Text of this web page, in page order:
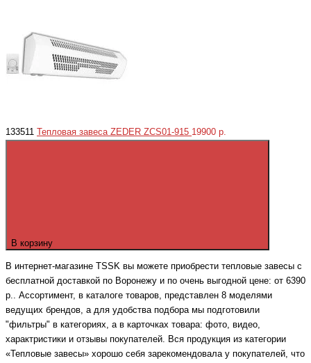
133511 Тепловая завеса ZEDER ZСS01-915 19900 р.
В корзину
В интернет-магазине TSSK вы можете приобрести тепловые завесы с
бесплатной доставкой по Воронежу и по очень выгодной цене: от 6390
р.. Ассортимент, в каталоге товаров, представлен 8 моделями
ведущих брендов, а для удобства подбора мы подготовили
"фильтры" в категориях, а в карточках товара: фото, видео,
характристики и отзывы покупателей. Вся продукция из категории
«Тепловые завесы» хорошо себя зарекомендовала у покупателей, что